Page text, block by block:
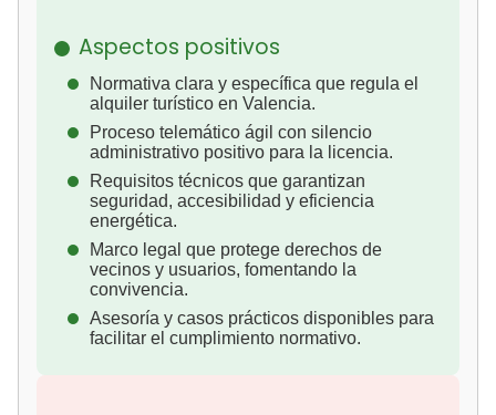
Aspectos positivos
Normativa clara y específica que regula el
alquiler turístico en Valencia.
Proceso telemático ágil con silencio
administrativo positivo para la licencia.
Requisitos técnicos que garantizan
seguridad, accesibilidad y eficiencia
energética.
Marco legal que protege derechos de
vecinos y usuarios, fomentando la
convivencia.
Asesoría y casos prácticos disponibles para
facilitar el cumplimiento normativo.